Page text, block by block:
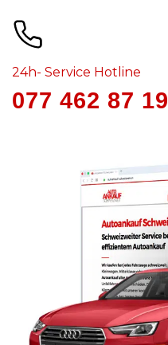
24h- Service Hotline
077 462 87 19